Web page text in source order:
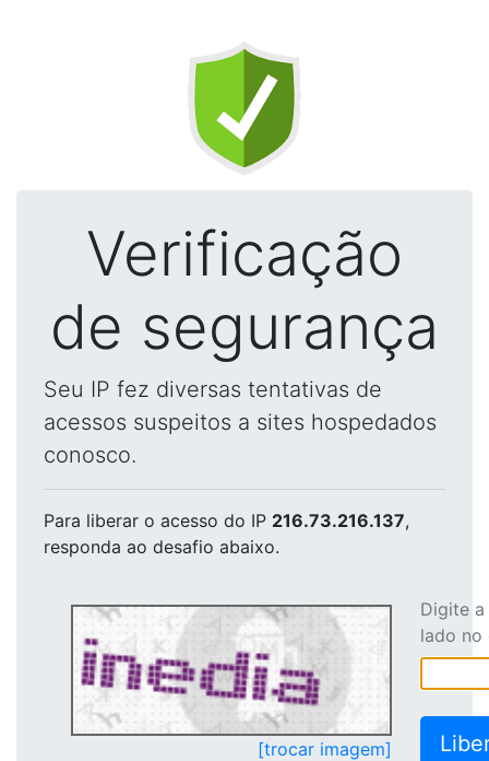
Verificação
de segurança
Seu IP fez diversas tentativas de
acessos suspeitos a sites hospedados
conosco.
Para liberar o acesso do IP 216.73.216.137,
responda ao desafio abaixo.
[trocar imagem]
Digite
lado no